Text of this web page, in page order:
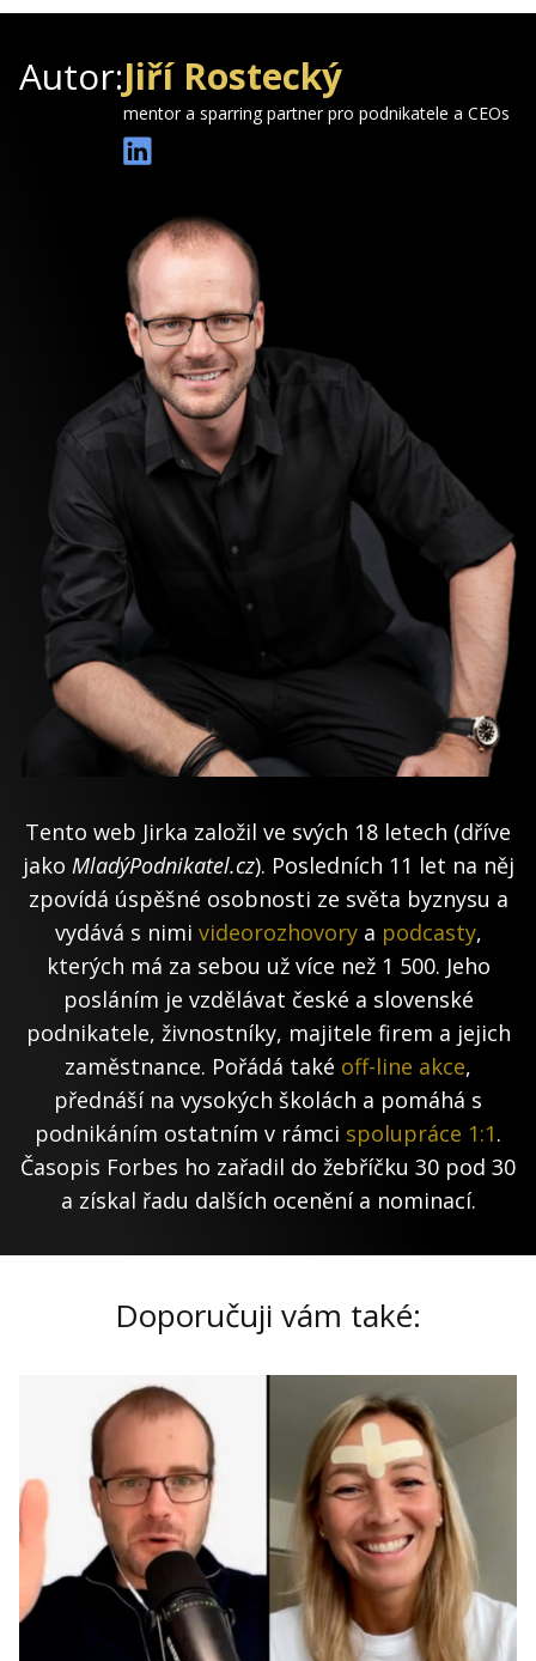
Autor:Jiří Rostecký
mentor a sparring partner pro podnikatele a CEOs
Tento web Jirka založil ve svých 18 letech (dříve
jako MladýPodnikatel.cz). Posledních 11 let na něj
zpovídá úspěšné osobnosti ze světa byznysu a
vydává s nimi videorozhovorya podcasty,
kterých má za sebou už více než 1 500. Jeho
posláním je vzdělávat české a slovenské
podnikatele, živnostníky, majitele firem a jejich
zaměstnance. Pořádá také off-line akce,
přednáší na vysokých školách a pomáhá s
podnikáním ostatním v rámci spolupráce 1:1.
Časopis Forbes ho zařadil do žebříčku 30 pod 30
a získal řadu dalších ocenění a nominací.
Doporučuji vám také: